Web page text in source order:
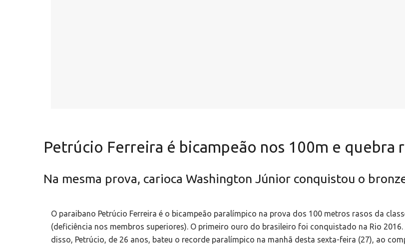
Petrúcio Ferreira é bicampeão nos 100m e quebra
Na mesma prova, carioca Washington Júnior conquistou o
O paraibano Petrúcio Ferreira é o bicampeão paralímpico na prova dos 100 metros rasos da
(deficiência nos membros superiores). O primeiro ouro do brasileiro foi conquistado na Rio 2016.
disso, Petrúcio, de 26 anos, bateu o recorde paralímpico na manhã desta sexta-feira (27), ao